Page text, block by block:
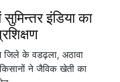
इंडिया का
जिले के वडढ़ला, अठावा
ने जैविक खेती का